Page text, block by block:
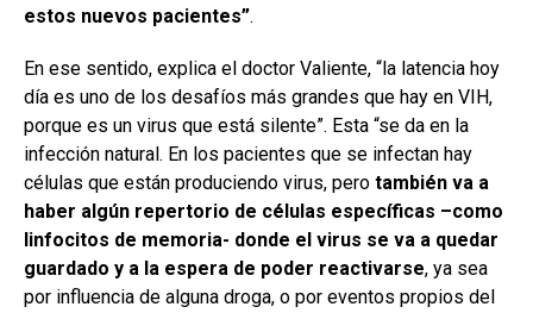
estos nuevos pacientes”.
En ese sentido, explica el doctor Valiente, “la latencia hoy
día es uno de los desafíos más grandes que hay en VIH,
porque es un virus que está silente”. Esta “se da en la
infección natural. En los pacientes que se infectan hay
células que están produciendo virus, pero también va a
haber algún repertorio de células específicas –como
linfocitos de memoria- donde el virus se va a quedar
guardado y a la espera de poder reactivarse, ya sea
por influencia de alguna droga, o por eventos propios del